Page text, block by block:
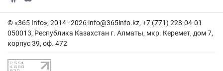
© «365 Info», 2014–2026 info@365info.kz, +7 (771) 228-04-01
050013, Республика Казахстан г. Алматы, мкр. Керемет, дом 7,
корпус 39, оф. 472